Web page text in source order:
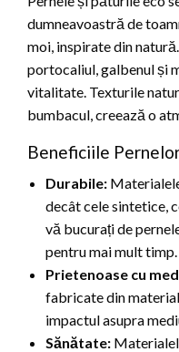
dumneavoastră de
moi, inspirate din
portocaliul, galbenul și
vitalitate. Texturile
bumbacul, creează o
Beneficiile
Durabile:
decât cele sintetice,
vă bucurați de
pentru mai mult timp.
Prietenoase cu
fabricate din
impactul asupra
Sănătate: